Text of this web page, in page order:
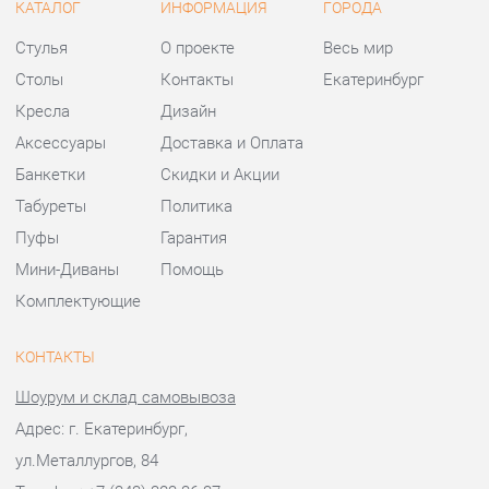
Пуфы
Мини-Диваны
Комплектующие
Гарантия
Помощь
КОНТАКТЫ
Шоурум и склад самовывоза
Адрес: г. Екатеринбург,
ул.Металлургов, 84
Телефон: +7 (343) 383-36-37
Пн - Пт:10:00 - 20:00 (GMT+5)
Отправить сообщение